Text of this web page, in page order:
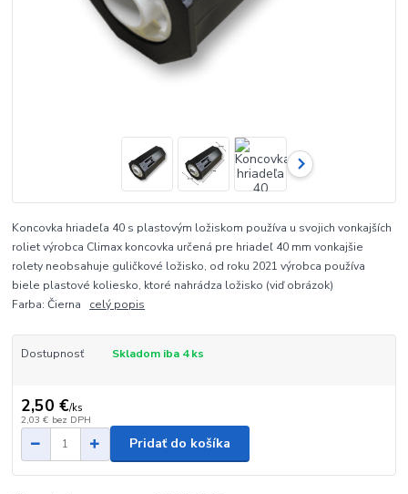
Koncovka hriadeľa 40 s plastovým ložiskom používa u svojich vonkajších
roliet výrobca Climax koncovka určená pre hriadeľ 40 mm vonkajšie
rolety neobsahuje guličkové ložisko, od roku 2021 výrobca používa
biele plastové koliesko, ktoré nahrádza ložisko (viď obrázok)
Farba: Čierna celý popis
Dostupnosť Skladom iba 4 ks
2,50 €/ks
2,03 € bez DPH
Pridať do košíka